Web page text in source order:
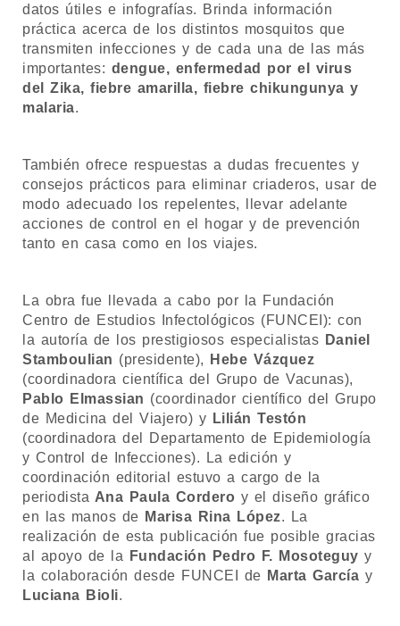
datos útiles e infografías. Brinda información
práctica acerca de los distintos mosquitos que
transmiten infecciones y de cada una de las más
importantes: dengue, enfermedad por el virus
del Zika, fiebre amarilla, fiebre chikungunya y
malaria.
También ofrece respuestas a dudas frecuentes y
consejos prácticos para eliminar criaderos, usar de
modo adecuado los repelentes, llevar adelante
acciones de control en el hogar y de prevención
tanto en casa como en los viajes.
La obra fue llevada a cabo por la Fundación
Centro de Estudios Infectológicos (FUNCEI): con
la autoría de los prestigiosos especialistas Daniel
Stamboulian (presidente),
Hebe Vázquez
(coordinadora científica del Grupo de Vacunas),
Pablo Elmassian (coordinador científico del Grupo
de Medicina del Viajero) y Lilián Testón
(coordinadora del Departamento de Epidemiología
y Control de Infecciones). La edición y
coordinación editorial estuvo a cargo de la
periodista Ana Paula Cordero y el diseño gráfico
en las manos de Marisa Rina López. La
realización de esta publicación fue posible gracias
al apoyo de la
Fundación Pedro F. Mosoteguy y
la colaboración desde FUNCEI de Marta García y
Luciana Bioli.